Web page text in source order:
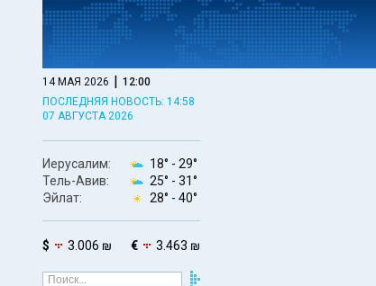
14 МАЯ 2026 | 12:00
ПОСЛЕДНЯЯ НОВОСТЬ: 14:58
07 АВГУСТА 2026
Иерусалим: 18° - 29°
Тель-Авив:
25° - 31°
Эйлат:
28° - 40°
$ 3.006 ₪ € 3.463 ₪